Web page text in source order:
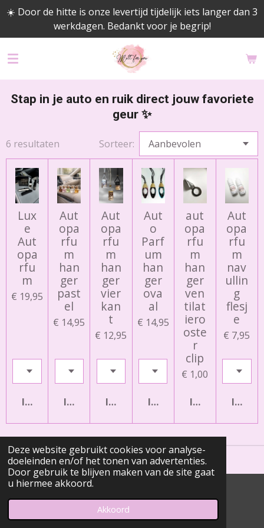
Deze website gebruikt cookies voor analyse-
doeleinden en/of het tonen van advertenties.
Door gebruik te blijven maken van de site gaat
u hiermee akkoord.
Akkoord
Ga
naar
de
☀️ Door de hitte is onze levertijd tijdelijk iets langer dan 3
werkdagen. Bedankt voor je begrip!
Stap in je auto en ruik direct jouw favoriete
geur ✨
6 resultaten Sorteer:
Lux
e
Aut
opa
rfu
m
€ 19,95
IN WINKELWAGEN
Aut
opa
rfu
m
han
ger
past
el
€ 14,95
IN WINKELWAGEN
Aut
opa
rfu
m
han
ger
vier
kan
t
€ 12,95
IN WINKELWAGEN
Aut
o
Parf
um
han
ger
ova
al
€ 14,95
IN WINKELWAGEN
aut
opa
rfu
m
han
ger
ven
tilat
iero
oste
r
clip
€ 1,00
IN
Aut
opa
rfu
m
nav
ullin
g
flesj
e
€ 7,95
IN